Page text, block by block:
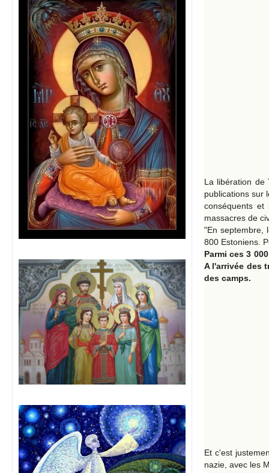
La libération de
publications sur
conséquents
massacres de
"En septembre,
800 Estoniens.
Parmi ces 3
A l'arrivée des
des camps.
Et c'est
nazie, avec les